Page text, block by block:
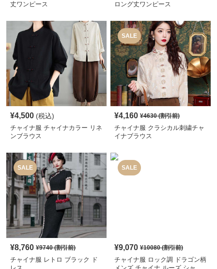
丈ワンピース
ロング丈ワンピース
¥4,500 (税込)
チャイナ服 チャイナカラー リネ
ンブラウス
SALE
¥4,160 ¥4630(割引前)
チャイナ服 クラシカル刺繍チャ
イナブラウス
SALE
¥8,760 ¥9740(割引前)
チャイナ服 レトロ ブラック ド
SALE
¥9,070 ¥10080(割引前)
チャイナ服 ロック調 ドラゴン柄